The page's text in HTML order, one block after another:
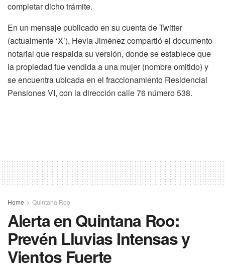
completar dicho trámite.
En un mensaje publicado en su cuenta de Twitter
(actualmente ‘X’), Hevia Jiménez compartió el documento
notarial que respalda su versión, donde se establece que
la propiedad fue vendida a una mujer (nombre omitido) y
se encuentra ubicada en el fraccionamiento Residencial
Pensiones VI, con la dirección calle 76 número 538.
Home Quintana Roo
Alerta en Quintana Roo:
Prevén Lluvias Intensas y
Vientos Fuerte